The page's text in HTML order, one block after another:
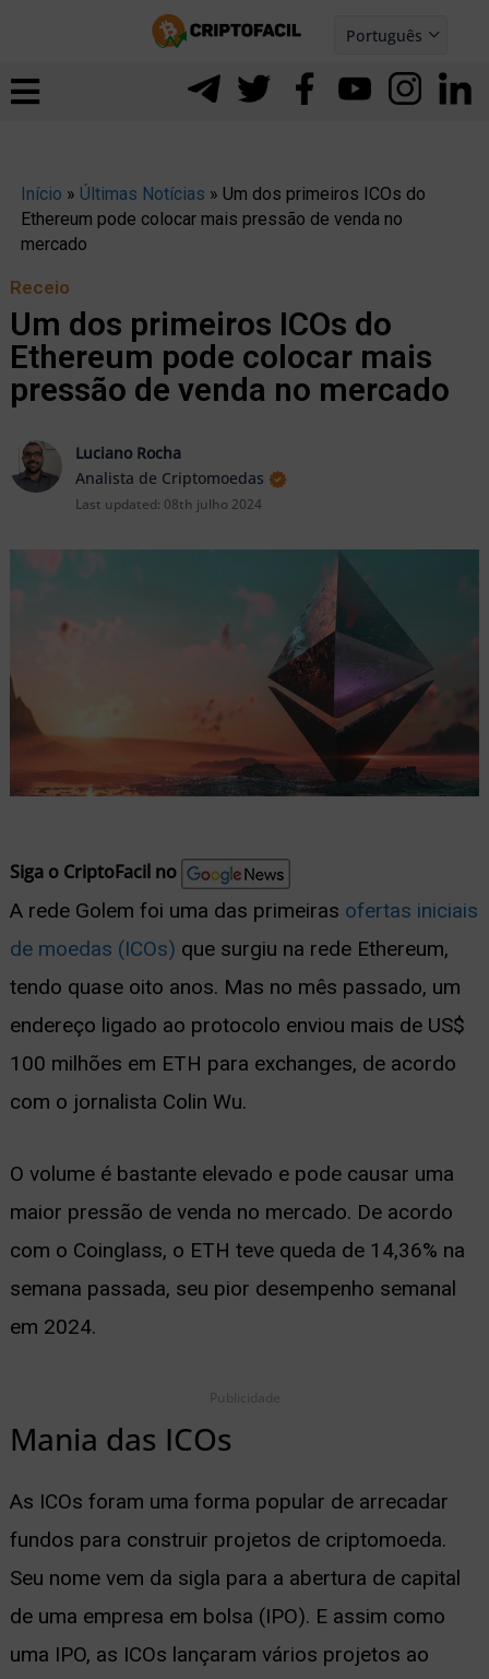
Português
Español
Início » Últimas Notícias » Um dos primeiros ICOs do
Ethereum pode colocar mais pressão de venda no
mercado
Receio
Um dos primeiros ICOs do
Ethereum pode colocar mais
pressão de venda no mercado
Luciano Rocha
Analista de Criptomoedas
Last updated: 08th julho 2024
Siga o CriptoFacil no
A rede Golem foi uma das primeiras ofertas iniciais
de moedas (ICOs) que surgiu na rede Ethereum,
tendo quase oito anos. Mas no mês passado, um
endereço ligado ao protocolo enviou mais de US$
100 milhões em ETH para exchanges, de acordo
com o jornalista Colin Wu.
O volume é bastante elevado e pode causar uma
maior pressão de venda no mercado. De acordo
com o Coinglass, o ETH teve queda de 14,36% na
semana passada, seu pior desempenho semanal
em 2024.
Publicidade
Mania das ICOs
As ICOs foram uma forma popular de arrecadar
fundos para construir projetos de criptomoeda.
Seu nome vem da sigla para a abertura de capital
de uma empresa em bolsa (IPO). E assim como
uma IPO, as ICOs lançaram vários projetos ao